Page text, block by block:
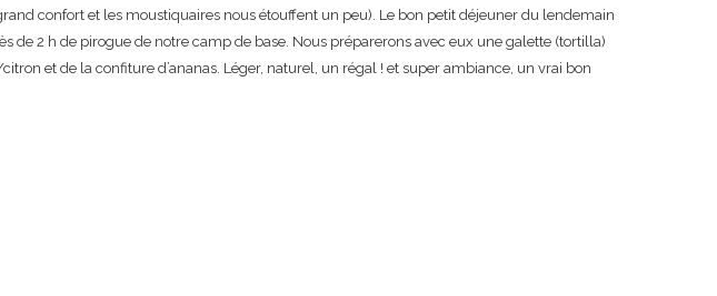
confort et les moustiquaires nous étouffent un peu). Le bon petit déjeuner du lendemain
2 h de pirogue de notre camp de base. Nous préparerons avec eux une galette (tortilla)
et de la confiture d’ananas. Léger, naturel, un régal ! et super ambiance, un vrai bon